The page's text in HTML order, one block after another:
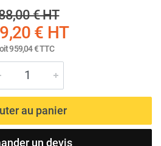
€HT
€ HT
959,04 €TTC
au panier
un devis